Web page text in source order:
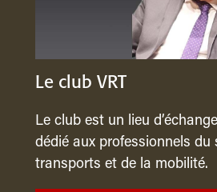
Le club VRT
Le club est un lieu
dédié aux professionnels du
transports et de la mobilité.